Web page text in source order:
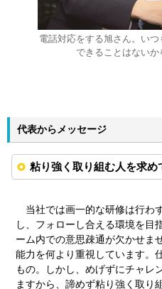
電話対応をする旭さん。い
できることはない
代表からメッセージ
粘り強く取り組む人を求め
当社では画一的な研修は行わ
し、フォローし合える環境を目
ーム内での意思疎通が欠かせま
能力を何より重視しています。
もの。しかし、めげずにチャレ
ますから、諦めず粘り強く取り